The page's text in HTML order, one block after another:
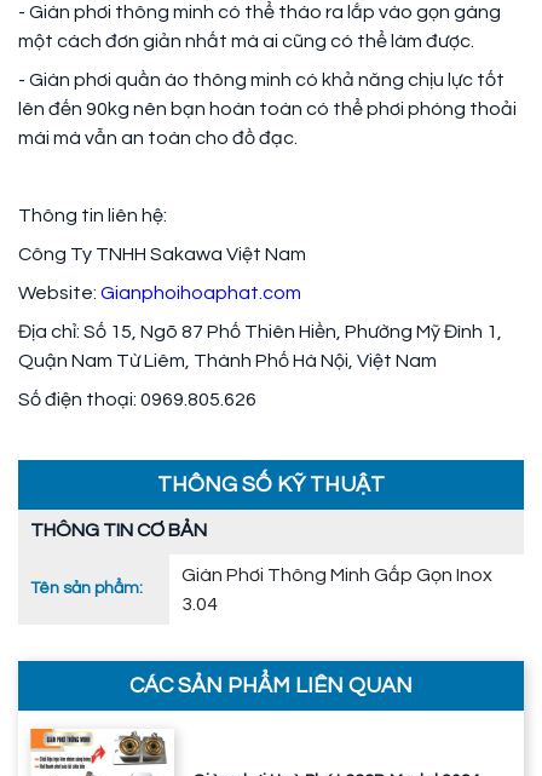
- Giàn phơi thông minh có thể tháo ra lắp vào gọn gàng
một cách đơn giản nhất mà ai cũng có thể làm được.
- Giàn phơi quần áo thông minh có khả năng chịu lực tốt
lên đến 90kg nên bạn hoàn toàn có thể phơi phóng thoải
mái mà vẫn an toàn cho đồ đạc.
Thông tin liên hệ:
Công Ty TNHH Sakawa Việt Nam
Website: Gianphoihoaphat.com
Địa chỉ: Số 15, Ngõ 87 Phố Thiên Hiền, Phường Mỹ Đình 1,
Quận Nam Từ Liêm, Thành Phố Hà Nội, Việt Nam
Số điện thoại: 0969.805.626
THÔNG SỐ KỸ THUẬT
THÔNG TIN CƠ BẢN
Tên sản phẩm:
Giàn Phơi Thông Minh Gấp Gọn Inox
3.04
CÁC SẢN PHẨM LIÊN QUAN